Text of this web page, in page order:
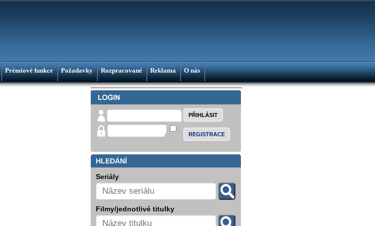
Prémiové funkce Požadavky Rozpracované Reklama O nás
REGISTRACE
HLEDÁNÍ
Seriály
Filmy/jednotlivé titulky